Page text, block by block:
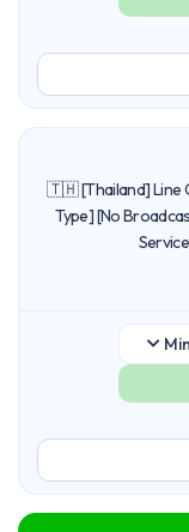
🇹🇭 [Thailand] Line
Type] [No